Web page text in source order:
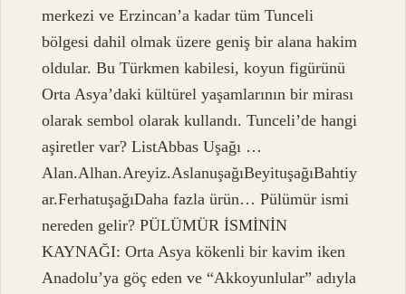
merkezi ve Erzincan’a kadar tüm Tunceli
bölgesi dahil olmak üzere geniş bir alana hakim
oldular. Bu Türkmen kabilesi, koyun figürünü
Orta Asya’daki kültürel yaşamlarının bir mirası
olarak sembol olarak kullandı. Tunceli’de hangi
aşiretler var? ListAbbas Uşağı …
Alan.Alhan.Areyiz.AslanuşağıBeyituşağıBahtiy
ar.FerhatuşağıDaha fazla ürün… Pülümür ismi
nereden gelir? PÜLÜMÜR İSMİNİN
KAYNAĞI: Orta Asya kökenli bir kavim iken
Anadolu’ya göç eden ve “Akkoyunlular” adıyla